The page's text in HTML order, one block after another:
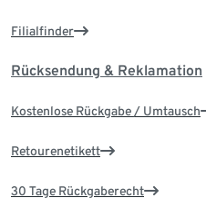
Filialfinder
Rücksendung & Reklamation
Kostenlose Rückgabe / Umtausch
Retourenetikett
30 Tage Rückgaberecht